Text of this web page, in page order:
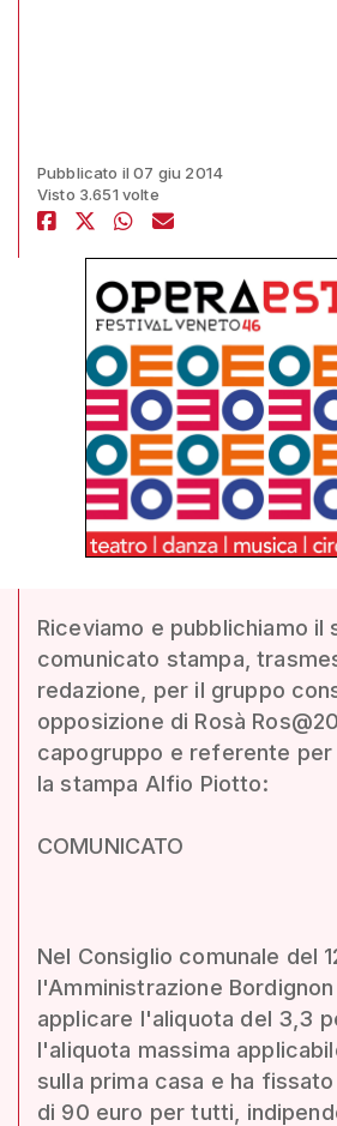
Pubblicato il 07 giu 2014
Visto 3.651 volte
Riceviamo e pubblichiamo il
comunicato stampa,
redazione, per il gruppo
opposizione di Rosà
capogruppo e referente
la stampa Alfio Piotto:
COMUNICATO
Nel Consiglio comunale del
l'Amministrazione
applicare l'aliquota del 3,3
l'aliquota massima
sulla prima casa e ha
di 90 euro per tutti,